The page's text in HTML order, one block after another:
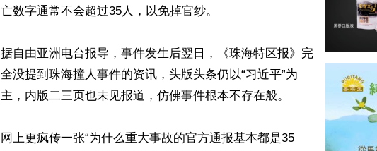
亡数字通常不会超过35人，以免掉官纱。
据自由亚洲电台报导，事件发生后翌日，《珠海特区报》完
全没提到珠海撞人事件的资讯，头版头条仍以“习近平”为
主，内版二三页也未见报道，仿佛事件根本不存在般。
网上更疯传一张“为什么重大事故的官方通报基本都是35